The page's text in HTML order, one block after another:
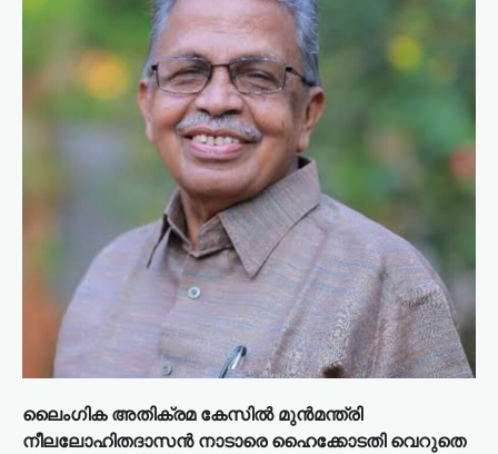
ലൈംഗിക അതിക്രമ കേസിൽ മുൻമന്ത്രി
നീലലോഹിതദാസൻ നാടാരെ ഹൈക്കോടതി വെറുതെ